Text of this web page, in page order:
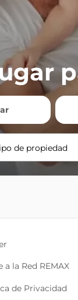
de propiedad
a la Red REMAX
de Privacidad